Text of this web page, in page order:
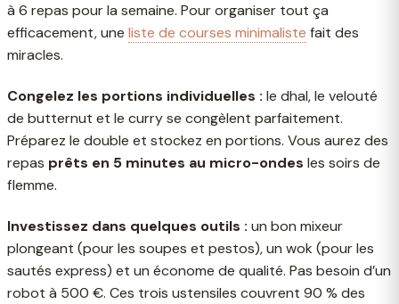
à 6 repas pour la semaine. Pour organiser tout ça
efficacement, une liste de courses minimaliste fait des
miracles.
Congelez les portions individuelles : le dhal, le velouté
de butternut et le curry se congèlent parfaitement.
Préparez le double et stockez en portions. Vous aurez des
repas prêts en 5 minutes au micro-ondes les soirs de
flemme.
Investissez dans quelques outils : un bon mixeur
plongeant (pour les soupes et pestos), un wok (pour les
sautés express) et un économe de qualité. Pas besoin d’un
robot à 500 €. Ces trois ustensiles couvrent 90 % des